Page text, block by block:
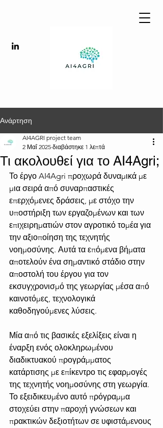
Ανάρτηση
Τι ακολουθεί για το AI4Agri;
AI4AGRI project team
2 Μαΐ 2025 διαβάστηκε 1 λεπτά
Το έργο AI4Agri προχωρά δυναμικά με
μια σειρά από συναρπαστικές
επερχόμενες δράσεις, με στόχο την
υποστήριξη των εργαζομένων και των
επιχειρηματιών στον αγροτικό τομέα για
την αξιοποίηση της τεχνητής
νοημοσύνης. Αυτά τα επόμενα βήματα
αποτελούν ένα σημαντικό στάδιο στην
αποστολή του έργου για τον
εκσυγχρονισμό της γεωργίας μέσα από
καινοτόμες, τεχνολογικά
καθοδηγούμενες λύσεις.
Μία από τις βασικές εξελίξεις είναι η
έναρξη ενός ολοκληρωμένου
διαδικτυακού προγράμματος
κατάρτισης με επίκεντρο τις εφαρμογές
της τεχνητής νοημοσύνης στη γεωργία.
Το εξειδικευμένο αυτό πρόγραμμα
στοχεύει στην παροχή γνώσεων και
πρακτικών δεξιοτήτων σε υφιστάμενους